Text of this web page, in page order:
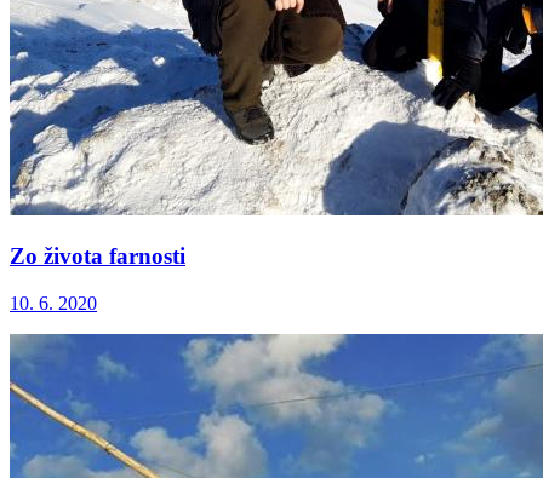
Zo života farnosti
10. 6. 2020